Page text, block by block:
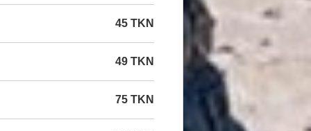
45 TKN
49 TKN
75 TKN